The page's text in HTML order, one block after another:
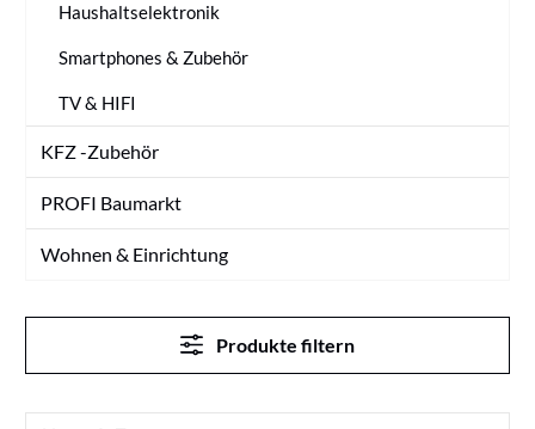
Haushaltselektronik
Smartphones & Zubehör
TV & HIFI
KFZ -Zubehör
PROFI Baumarkt
Wohnen & Einrichtung
Produkte filtern